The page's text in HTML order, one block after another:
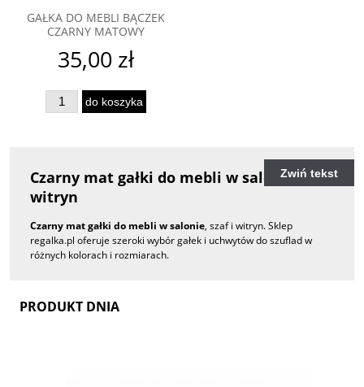
GAŁKA DO MEBLI BĄCZEK
CZARNY MATOWY
35,00 zł
do koszyka
Zwiń tekst
Czarny mat gałki do mebli w salonie i
witryn
Czarny mat gałki do mebli w salonie, szaf i witryn. Sklep
regalka.pl oferuje szeroki wybór gałek i uchwytów do szuflad w
różnych kolorach i rozmiarach.
PRODUKT DNIA